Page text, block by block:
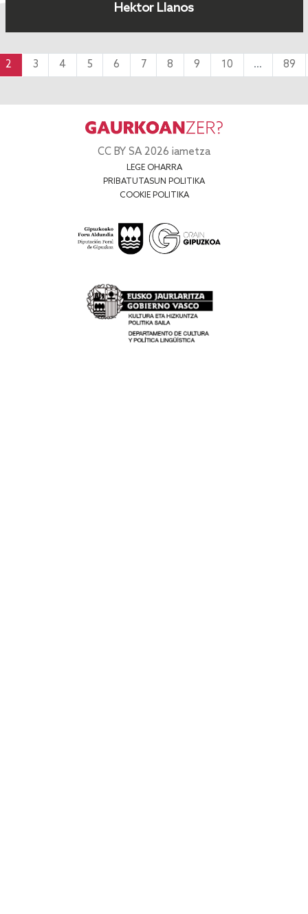
Hektor Llanos
2 3 4 5 6 7 8 9 10 ... 89
CC BY SA 2026 iametza
LEGE OHARRA
PRIBATUTASUN POLITIKA
COOKIE POLITIKA